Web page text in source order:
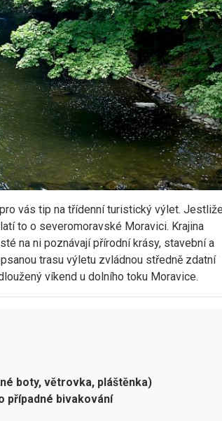
vás tip na třídenní turistický výlet. Jestliže
to o severomoravské Moravici. Krajina
na ni poznávají přírodní krásy, stavební a
trasu výletu zvládnou středně zdatní
víkend u dolního toku Moravice.
boty, větrovka, pláštěnka)
případné bivakování